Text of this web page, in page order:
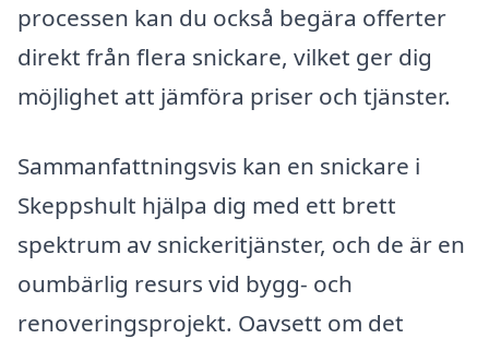
processen kan du också begära offerter
direkt från flera snickare, vilket ger dig
möjlighet att jämföra priser och tjänster.
Sammanfattningsvis kan en snickare i
Skeppshult hjälpa dig med ett brett
spektrum av snickeritjänster, och de är en
oumbärlig resurs vid bygg- och
renoveringsprojekt. Oavsett om det